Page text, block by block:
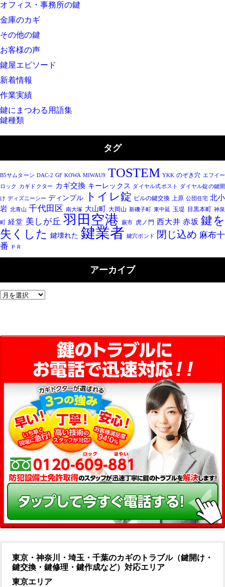
オフィス・事務所の鍵
金庫のカギ
その他の鍵
お客様の声
鍵屋エピソード
新着情報
作業実績
鍵にまつわる用語集
鍵種類
タグ
B5サムターン DAC-2 GF KOWA MIWAU9 TOSTEM YKK のぞき穴 エフイー
ロック
カギドクター カギ交換 キーレックス ダイヤル式ポスト ダイヤル錠の鍵開
け ディズニーシー ディンプル トイレ錠 ビルの鍵交換 上原 公団住宅 北小
岩 北青山 千代田区 南大塚 大山町 大岡山 新磯子町 東中延 玉堤 目黒本町 神泉
町 経堂 美しが丘 羽田空港 蕨市 虎ノ門 西大井 赤坂 鍵を
失くした 鍵壊れた 鍵業者 鍵穴ボンド 閉じ込め 麻布十
番
ＰＲ
アーカイブ
ア
ブ
東京・神奈川・埼玉・千葉のカギのトラブル（鍵開け・
鍵交換・鍵修理・鍵作成など）対応エリア
東京エリア